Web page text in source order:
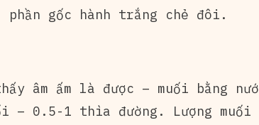
gốc hành trắng chẻ đôi.
âm ấm là được – muối bằng
0.5-1 thìa đường. Lượng muối